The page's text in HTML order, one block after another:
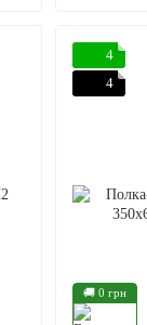
🚚 0 грн
4
4